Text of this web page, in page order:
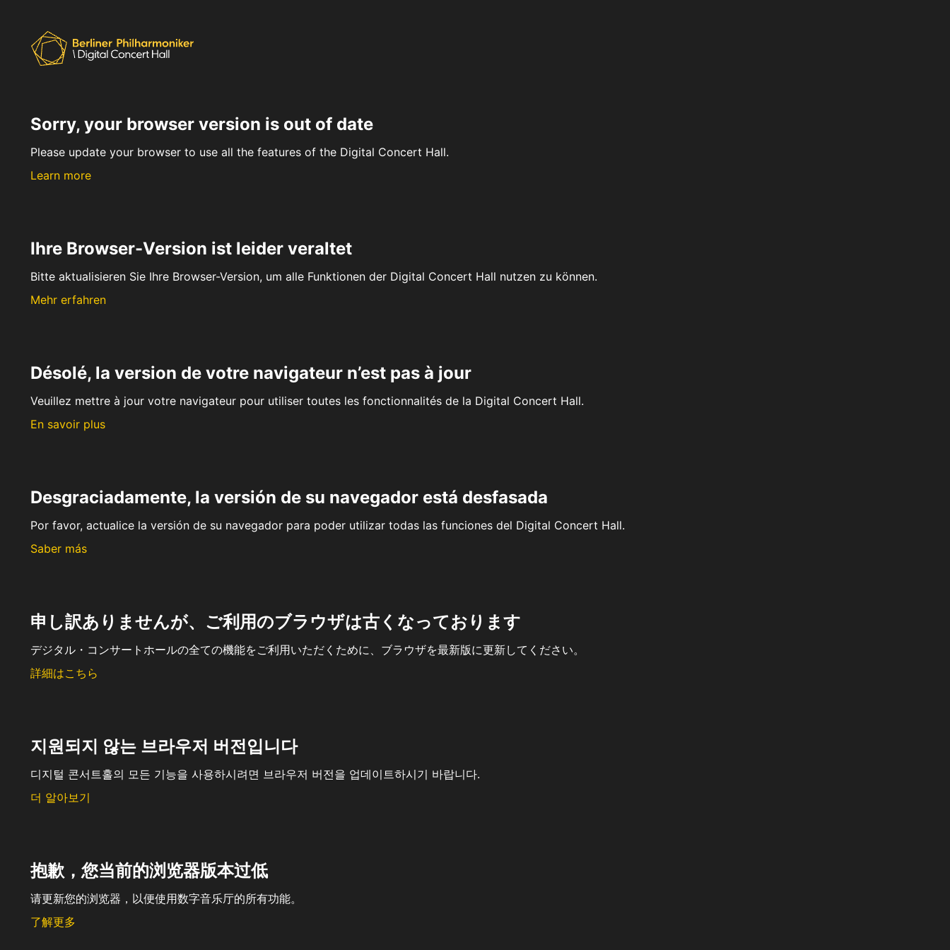
Sorry, your browser version is out of date
Please update your browser to use all the features of the Digital Concert Hall.
Learn more
Ihre Browser-Version ist leider veraltet
Bitte aktualisieren Sie Ihre Browser-Version, um alle Funktionen der Digital Concert Hall nutzen zu können.
Mehr erfahren
Désolé, la version de votre navigateur n’est pas à jour
Veuillez mettre à jour votre navigateur pour utiliser toutes les fonctionnalités de la Digital Concert Hall.
En savoir plus
Desgraciadamente, la versión de su navegador está desfasada
Por favor, actualice la versión de su navegador para poder utilizar todas las funciones del Digital Concert Hall.
Saber más
申し訳ありませんが、ご利用のブラウザは古くなっております
デジタル・コンサートホールの全ての機能をご利用いただくために、ブラウザを最新版に更新してください。
詳細はこちら
지원되지 않는 브라우저 버전입니다
디지털 콘서트홀의 모든 기능을 사용하시려면 브라우저 버전을 업데이트하시기 바랍니다.
더 알아보기
抱歉，您当前的浏览器版本过低
请更新您的浏览器，以便使用数字音乐厅的所有功能。
了解更多